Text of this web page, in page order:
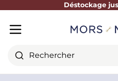
Déstockage
Rechercher